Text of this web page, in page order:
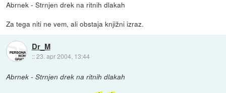
Abrnek - Strnjen drek na ritnih dlakah
Za tega niti ne vem, ali obstaja knjižni izraz.
Dr_M
::23. apr 2004, 13:44
Abrnek - Strnjen drek na ritnih dlakah